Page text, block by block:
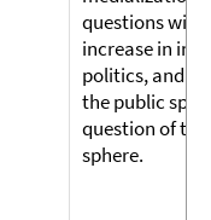
questions
increase in
politics, and
the public
question of
sphere.